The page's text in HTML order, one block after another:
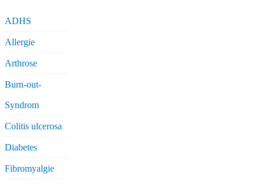
ADHS
Allergie
Arthrose
Burn-out-
Syndrom
Colitis ulcerosa
Diabetes
Fibromyalgie